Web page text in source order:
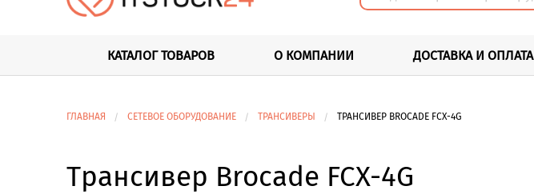
КАТАЛОГ ТОВАРОВ О КОМПАНИИ ДОСТАВКА И ОПЛАТА
ГЛАВНАЯ СЕТЕВОЕ ОБОРУДОВАНИЕ ТРАНСИВЕРЫ ТРАНСИВЕР BROCADE FCX-4G
Трансивер Brocade FCX-4G